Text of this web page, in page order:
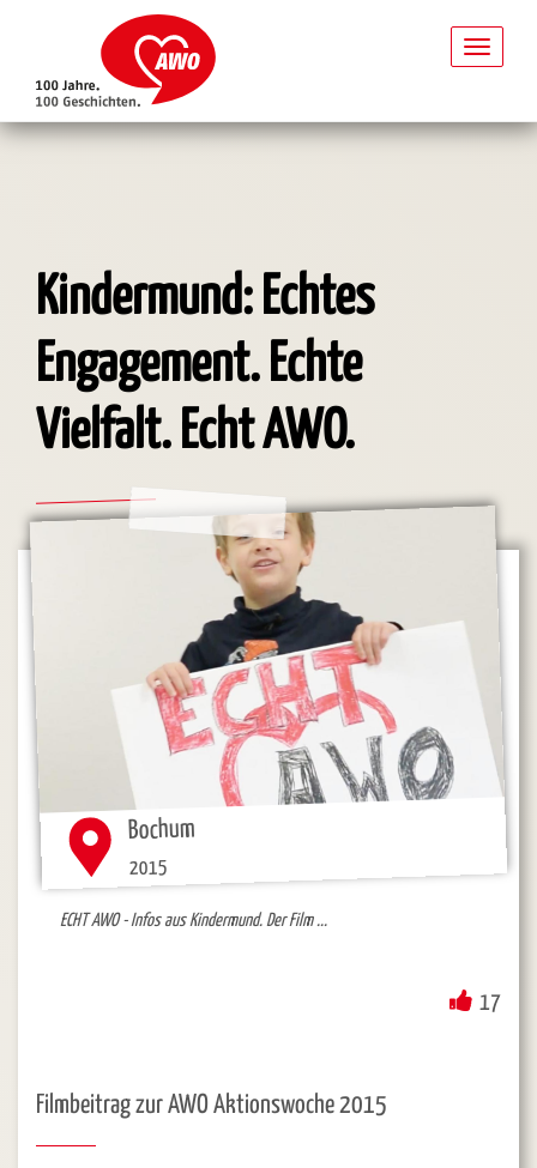
Kindermund: Echtes
Engagement. Echte
Vielfalt. Echt AWO.
Bochum
2015
ECHT AWO - Infos aus Kindermund. Der Film ...
17
Filmbeitrag zur AWO Aktionswoche 2015